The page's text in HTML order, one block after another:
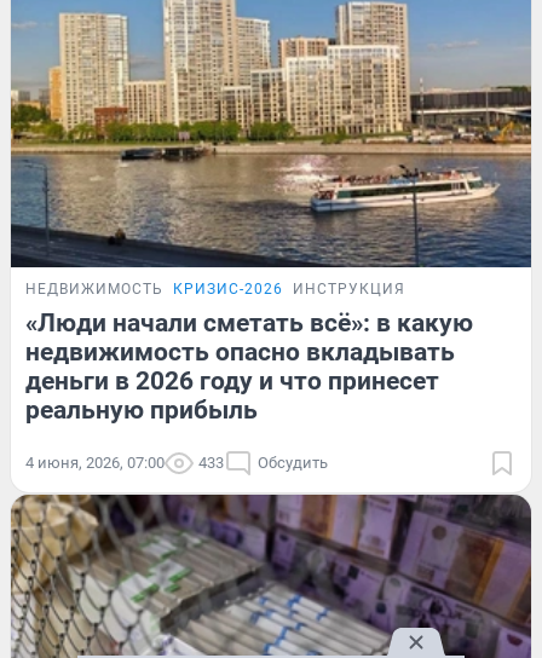
НЕДВИЖИМОСТЬ КРИЗИС-2026 ИНСТРУКЦИЯ
«Люди начали сметать всё»: в какую
недвижимость опасно вкладывать
деньги в 2026 году и что принесет
реальную прибыль
4 июня, 2026, 07:00 433 Обсудить